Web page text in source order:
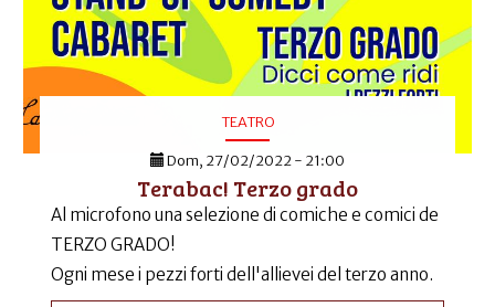
TEATRO
Dom, 27/02/2022 - 21:00
Terabac! Terzo grado
Al microfono una selezione di comiche e comici de
TERZO GRADO!
Ogni mese i pezzi forti dell'allievei del terzo anno.